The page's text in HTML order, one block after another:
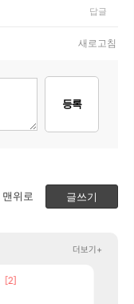
답글
새로고침
등록
글쓰기
맨위로
더보기+
[2]